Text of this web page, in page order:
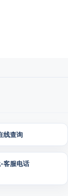
线查询
客服电话